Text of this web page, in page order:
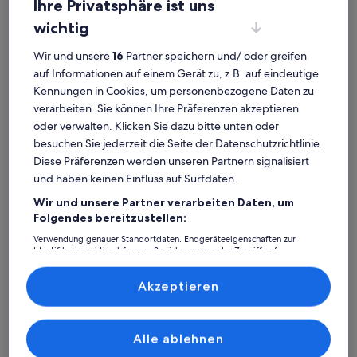
Alto Paraíso de Goiás Ferienunterkünfte nahe Morada do Sol
Finde die perfekte Ferienunterkunft nahe Morada do Sol.
Ferienhäuser und -wohnungen bieten dir für deinen Aufenthalt mit
Freunden, Familie oder Haustieren all die Annehmlichkeiten, die du
brauchst, wie zum Beispiel WLAN sowie eine Waschmaschine und
einen Trockner. Und auch wenn du Optionen zur Barrierefreiheit
was dir vorschwebt.
Finde Unterkünfte ganz nach deinem
Geschmack
Suche nach FerienhäusernSuche nach Ferienwohnungen oder
Suche nach
Ihre Privatsphäre ist uns
wichtig
Wir und unsere16 Partner speichern und/ oder greifen
auf Informationen auf einem Gerät zu, z.B. auf eindeutige
Kennungen in Cookies, um personenbezogene Daten zu
verarbeiten. Sie können Ihre Präferenzen akzeptieren
oder verwalten. Klicken Sie dazu bitte unten oder
besuchen Sie jederzeit die Seite der Datenschutzrichtlinie.
Diese Präferenzen werden unseren Partnern signalisiert
und haben keinen Einfluss auf Surfdaten.
Wir und unsere Partner verarbeiten Daten, um
Folgendes bereitzustellen:
Verwendung genauer Standortdaten. Endgeräteeigenschaften zur
Identifikation aktiv abfragen. Speichern von oder Zugriff auf
Inhalte, Messung von Werbeleistung und der Performance von Inhalten,
Zielgruppenforschung sowie Entwicklung und Verbesserung von
Liste der Partner (Lieferanten)
Alle ablehnen
Akzeptieren